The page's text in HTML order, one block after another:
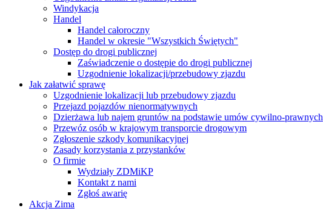
Windykacja
Handel
Handel całoroczny
Handel w okresie "Wszystkich Świętych"
Dostęp do drogi publicznej
Zaświadczenie o dostępie do drogi publicznej
Uzgodnienie lokalizacji/przebudowy zjazdu
Jak załatwić sprawę
Uzgodnienie lokalizacji lub przebudowy zjazdu
Przejazd pojazdów nienormatywnych
Dzierżawa lub najem gruntów na podstawie umów cywilno-prawnych
Przewóz osób w krajowym transporcie drogowym
Zgłoszenie szkody komunikacyjnej
Zasady korzystania z przystanków
O firmie
Wydziały ZDMiKP
Kontakt z nami
Zgłoś awarię
Akcja Zima